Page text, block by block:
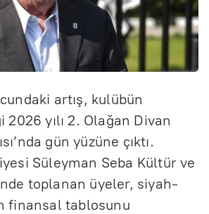
artış, kulübün
yılı 2. Olağan Divan
gün yüzüne çıktı.
Süleyman Seba Kültür ve
toplanan üyeler, siyah-
finansal tablosunu